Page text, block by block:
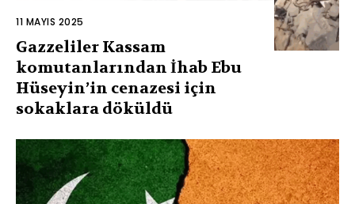
11 MAYIS 2025
Gazzeliler Kassam
komutanlarından İhab Ebu
Hüseyin’in cenazesi için
sokaklara döküldü